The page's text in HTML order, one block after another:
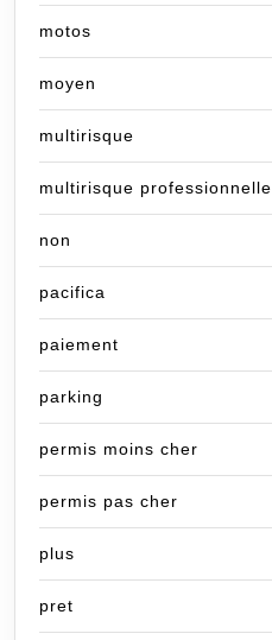
motos
moyen
multirisque
multirisque professionnelle
non
pacifica
paiement
parking
permis moins cher
permis pas cher
plus
pret